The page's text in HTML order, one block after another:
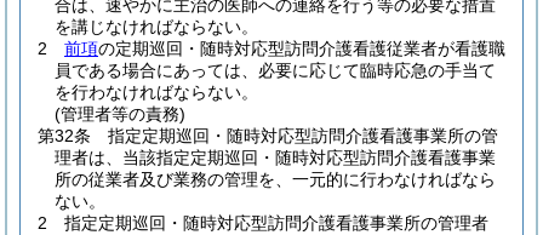
合は、速やかに主治の医師への連絡を行う等の必要な措置
を講じなければならない。
2
前項の定期巡回・随時対応型訪問介護看護従業者が看護職
員である場合にあっては、必要に応じて臨時応急の手当て
を行わなければならない。
(管理者等の責務)
第32条
指定定期巡回・随時対応型訪問介護看護事業所の管
理者は、当該指定定期巡回・随時対応型訪問介護看護事業
所の従業者及び業務の管理を、一元的に行わなければなら
ない。
2
指定定期巡回・随時対応型訪問介護看護事業所の管理者